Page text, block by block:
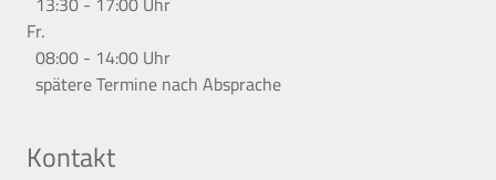
Fr.
08:00 - 14:00 Uhr
spätere Termine nach Absprache
Kontakt